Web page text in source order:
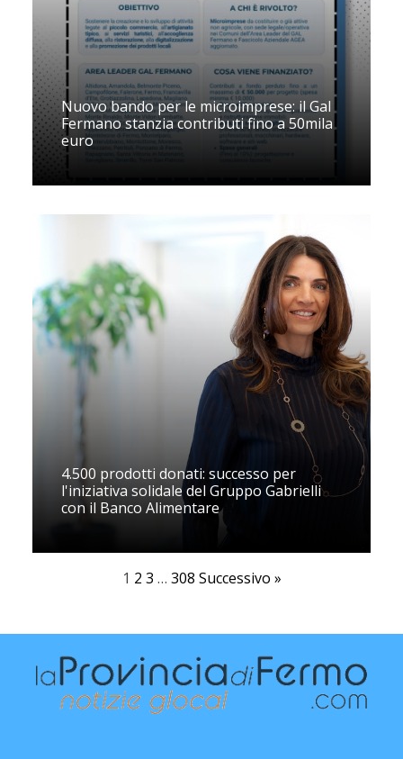
Nuovo bando per le microimprese: il Gal
Fermano stanzia contributi fino a 50mila
euro
4.500 prodotti donati: successo per
l'iniziativa solidale del Gruppo Gabrielli
con il Banco Alimentare
1 2 3 … 308 Successivo »